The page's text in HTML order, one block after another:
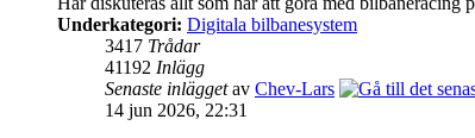
Underkategori: Digitala bilbanesystem
3417 Trådar
41192 Inlägg
Senaste inläggetav Chev-Lars
14 jun 2026, 22:31